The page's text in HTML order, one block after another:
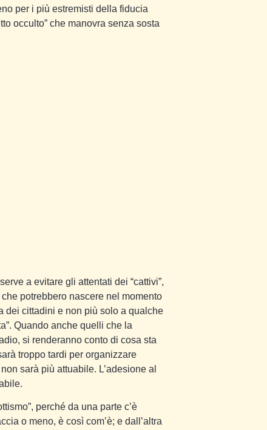
per i più estremisti della fiducia
occulto” che manovra senza sosta
a evitare gli attentati dei “cattivi”,
potrebbero nascere nel momento
dei cittadini e non più solo a qualche
Quando anche quelli che la
si renderanno conto di cosa sta
troppo tardi per organizzare
sarà più attuabile. L’adesione al
perché da una parte c’è
o meno, è così com’è; e dall’altra